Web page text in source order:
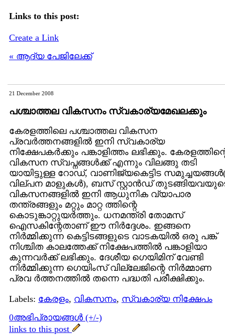
Links to this post:
Create a Link
« ആദ്യ പേജിലേക്ക്
21 December 2008
പശ്ചാത്തല വികസനം സ്വകാര്യമേഖലക്കും
കേരളത്തിലെ പശ്ചാത്തല വികസന
പ്രവര്‍ത്തനങ്ങളില്‍ ഇനി സ്വകാര്യ
നിക്ഷേപകര്‍ക്കും പങ്കാളിത്തം ലഭിക്കും.
വികസന സ്വപ്നങ്ങള്‍ക്ക് എന്നും വിലങ്ങു തടി
യായിട്ടുള്ള റോഡ്, വാണിജ്യകെട്ടിട
വില്പന മാളുകള്‍), ബസ് സ്റ്റാന്‍ഡ്
വികസനങ്ങളില്‍ ഇനി ആധുനിക വ്യാപാര
തന്ത്രങ്ങളും മറ്റും മാറ്റ ത്തിന്റെ
കൊടുങ്കാറ്റുയര്‍ത്തും. ധനമന്ത്രി തോമസ്
ഐസകിന്റേതാണ് ഈ നിര്‍ദ്ദേശം. ഇങ്ങനെ
നിര്‍മ്മിക്കുന്ന കെട്ടിടങ്ങളുടെ വാടകയില്‍ ഒരു പങ്ക്
നിശ്ചിത കാലത്തേക്ക് നിക്ഷേപത്തില്‍ പങ്കാളിയാ
കുന്നവര്‍ക്ക് ലഭിക്കും. ദേശീയ ഗെയിമിന് വേണ്ടി
നിര്‍മ്മിക്കുന്ന ഗെയിംസ് വില്ലേജിന്റെ നിര്‍മ്മാണ
പ്രവ ര്‍ത്തനത്തില്‍ തന്നെ പദ്ധതി പരീക്ഷിക്കും.
Labels: കേരളം, വികസനം, സ്വകാര്യ നിക്ഷേപം
0അഭിപ്രായങ്ങള്‍ (+/-)
links to this post